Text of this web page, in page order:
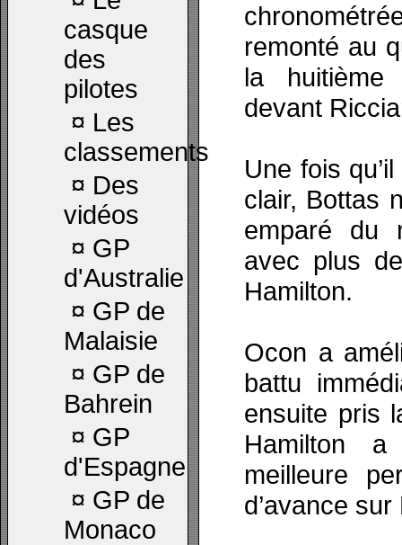
casque
des
pilotes
¤ Les
classements
¤ Des
vidéos
¤ GP
d'Australie
¤ GP de
Malaisie
¤ GP de
Bahrein
¤ GP
d'Espagne
¤ GP de
Monaco
remonté au
la
devant
Une fois
clair, Bottas
emparé du
avec plus
Hamilton.
Ocon a
battu
ensuite pris
Hamilton
meilleure
d’avance